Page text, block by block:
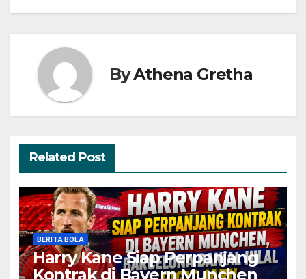
ByAthena Gretha
Related Post
BERITA BOLA
Harry Kane Siap Perpanjang
Kontrak di Bayern Munchen